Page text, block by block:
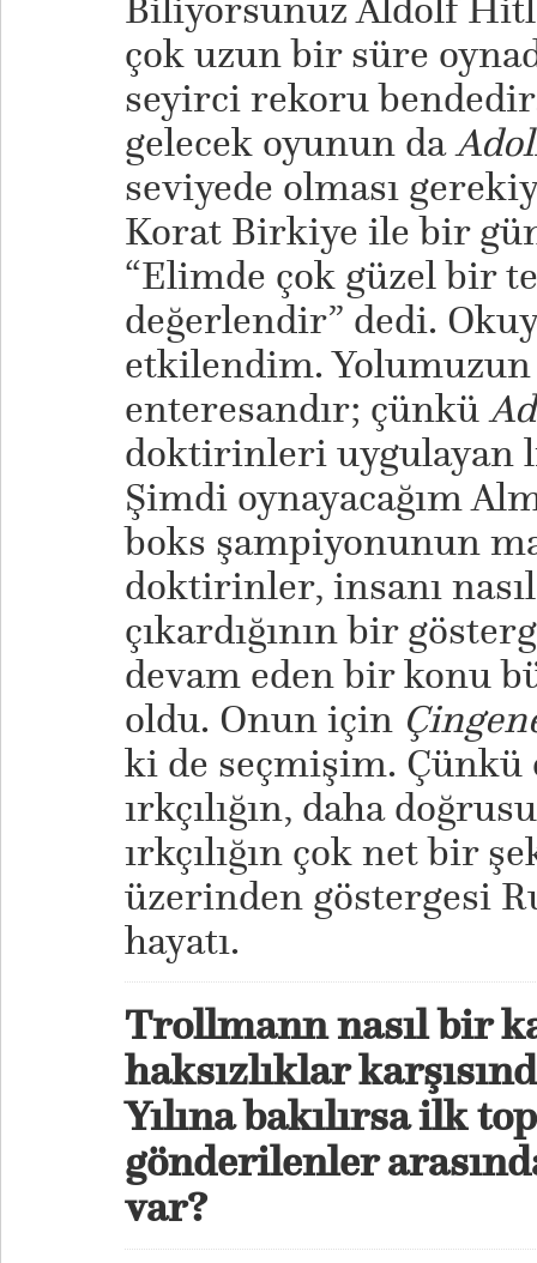
çok uzun bir süre
seyirci rekoru
gelecek oyunun da
seviyede olması
Korat Birkiye ile bir
“Elimde çok güzel bir
değerlendir” dedi.
etkilendim.
enteresandır; çünkü
doktirinleri uygulayan
Şimdi oynayacağım
boks şampiyonunun
doktirinler, insanı
çıkardığının bir
devam eden bir konu
oldu. Onun için
ki de seçmişim. Çünkü
ırkçılığın, daha
ırkçılığın çok net bir
üzerinden göstergesi
hayatı.
Trollmann nasıl bir
haksızlıklar
Yılına bakılırsa ilk
gönderilenler
var?